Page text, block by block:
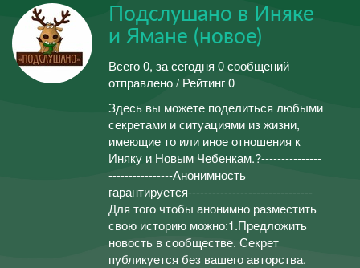
Подслушано в Иняке
и Ямане (новое)
Всего 0, за сегодня 0 сообщений
отправлено / Рейтинг 0
Здесь вы можете поделиться любыми
секретами и ситуациями из жизни,
имеющие то или иное отношения к
Иняку и Новым Чебенкам.?---------------
----------------Анонимность
гарантируется-------------------------------
Для того чтобы анонимно разместить
свою историю можно:1.Предложить
новость в сообществе. Секрет
публикуется без вашего авторства.